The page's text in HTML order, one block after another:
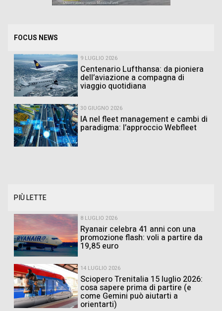
FOCUS NEWS
9 LUGLIO 2026
Centenario Lufthansa: da pioniera
dell’aviazione a compagna di
viaggio quotidiana
30 GIUGNO 2026
IA nel fleet management e cambi di
paradigma: l’approccio Webfleet
PIÙ LETTE
8 LUGLIO 2026
Ryanair celebra 41 anni con una
promozione flash: voli a partire da
19,85 euro
14 LUGLIO 2026
Sciopero Trenitalia 15 luglio 2026:
cosa sapere prima di partire (e
come Gemini può aiutarti a
orientarti)